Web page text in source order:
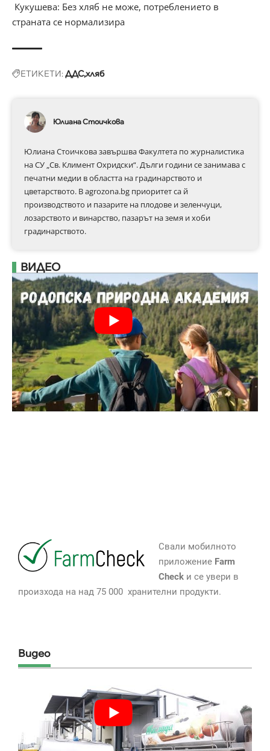
Кукушева: Без хляб не може, потреблението в
страната се нормализира
ЕТИКЕТИ:ДДСхляб
Юлиана Стоичкова
Юлиана Стоичкова завършва Факултета по журналистика
на СУ „Св. Климент Охридски“. Дълги години се занимава с
печатни медии в областта на градинарството и
цветарството. В agrozona.bg приоритет са й
производството и пазарите на плодове и зеленчуци,
лозарството и винарство, пазарът на земя и хоби
градинарството.
ВИДЕО
Свали мобилното
приложение Farm
Checkи се увери в
произхода на над 75 000 хранителни продукти.
Видео